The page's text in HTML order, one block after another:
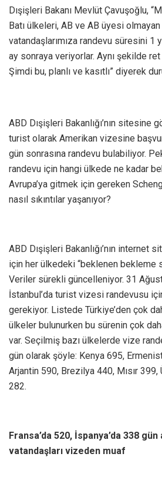
Dışişleri Bakanı Mevlüt Çavuşoğlu,
Batı ülkeleri, AB ve AB üyesi
vatandaşlarımıza randevu süresini 1
ay sonraya veriyorlar. Aynı şekilde ret
Şimdi bu, planlı ve kasıtlı” diyerek
ABD Dışişleri Bakanlığı’nın sitesine
turist olarak Amerikan vizesine
gün sonrasına randevu bulabiliyor.
randevu için hangi ülkede ne kadar
Avrupa’ya gitmek için gereken
nasıl sıkıntılar yaşanıyor?
ABD Dışişleri Bakanlığı’nın internet
için her ülkedeki “beklenen bekleme
Veriler sürekli güncelleniyor. 31
İstanbul’da turist vizesi randevusu
gerekiyor. Listede Türkiye’den çok
ülkeler bulunurken bu sürenin çok
var. Seçilmiş bazı ülkelerde vize
gün olarak şöyle: Kenya 695,
Arjantin 590, Brezilya 440, Mısır 399,
282.
Fransa’da 520, İspanya’da 338
vatandaşları vizeden muaf